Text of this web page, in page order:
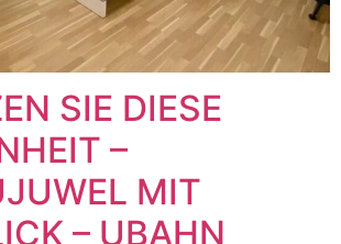
SIE DIESE
–
MIT
– UBAHN